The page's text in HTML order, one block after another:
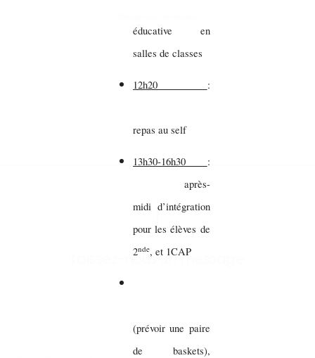
éducative en
salles de classes
12h20 :
repas au self
13h30-16h30 :
après-
midi d’intégration
pour les élèves de
2nde, et 1CAP
(prévoir une paire
de baskets),
Laissez-nous un message